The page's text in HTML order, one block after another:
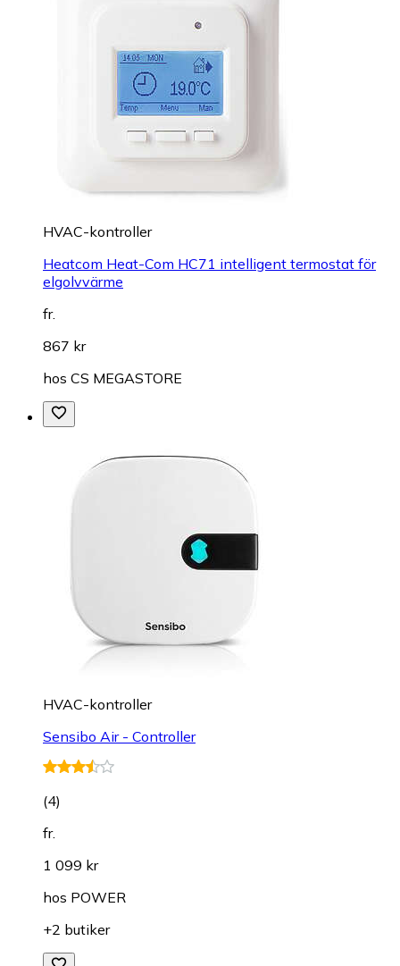
HVAC-kontroller
Heatcom Heat-Com HC71 intelligent termostat för
elgolvvärme
fr.
867 kr
hos CS MEGASTORE
HVAC-kontroller
Sensibo Air - Controller
(4)
fr.
1 099 kr
hos POWER
+2 butiker